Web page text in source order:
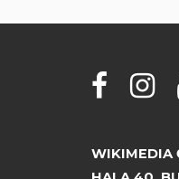
WIKIMEDIA